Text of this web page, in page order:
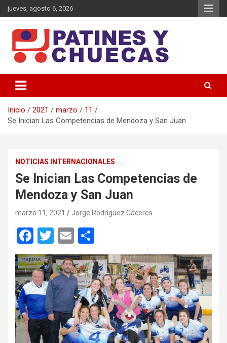
Saltar
al
jueves, agosto 6, 2026
Patines y Chuecas
Inicio 2021 marzo
11
Se Inician Las Competencias de Mendoza y San Juan
NOTICIAS INTERNACIONALES
Se Inician Las Competencias de
Mendoza y San Juan
marzo 11, 2021 Jorge Rodríguez Cáceres
F
a
ce
b
o
o
k
T
wi
tt
er
E
m
ail
o
m
p
ar
tir